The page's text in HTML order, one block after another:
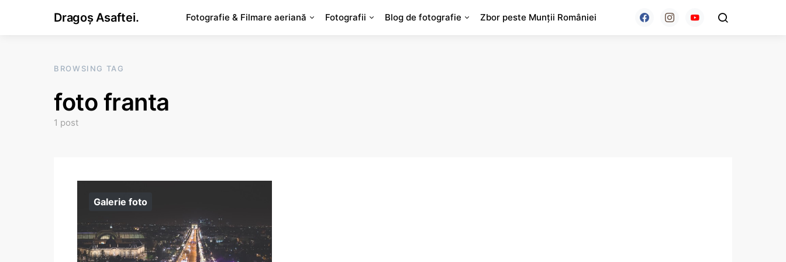
Dragoș Asaftei. Fotografie & Filmare aeriană Fotografii Blog de fotografie Zbor peste Munții României
BROWSING TAG
foto franta
1 post
Galerie foto